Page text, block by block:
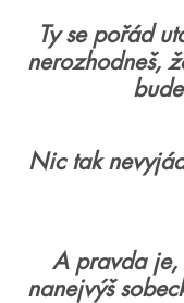
Ty se pořád
nerozhodneš,
Nic tak
A pravda je,
nanejvýš